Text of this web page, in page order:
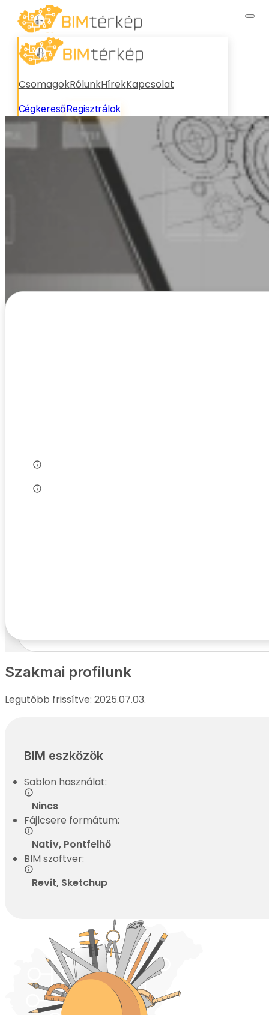
CsomagokRólunkHírekKapcsolat
CégkeresőRegisztrálok
Szakmai profilunk
Legutóbb frissítve: 2025.07.03.
BIM eszközök
Sablon használat:
Nincs
Fájlcsere formátum:
Natív, Pontfelhő
BIM szoftver:
Revit, Sketchup